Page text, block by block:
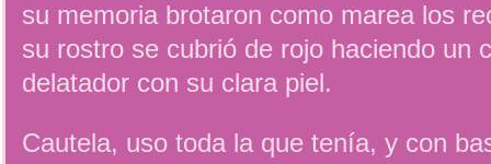
su memoria brotaron como marea los
su rostro se cubrió de rojo haciendo un
delatador con su clara piel.
Cautela, uso toda la que tenía, y con